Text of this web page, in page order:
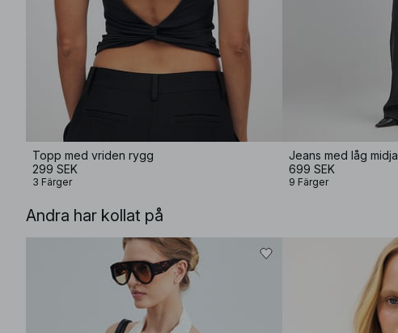
Topp med vriden rygg
299 SEK
3 Färger
Jeans med låg midja
699 SEK
9 Färger
Andra har kollat på